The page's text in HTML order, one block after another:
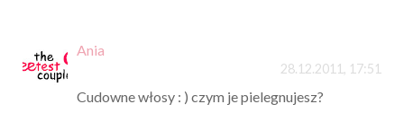
Ania
28.12.2011, 17:51
Cudowne włosy : ) czym je pielegnujesz?